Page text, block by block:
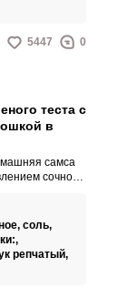
5447 0
теста с
в
самса
сочного
и
соль,
репчатый,